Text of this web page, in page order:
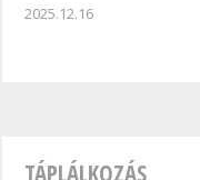
2025.12.16
TÁPLÁLKOZÁS